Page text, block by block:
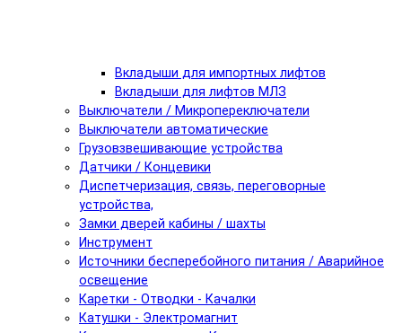
Вкладыши для импортных лифтов
Вкладыши для лифтов МЛЗ
Выключатели / Микропереключатели
Выключатели автоматические
Грузовзвешивающие устройства
Датчики / Концевики
Диспетчеризация, связь, переговорные
устройства,
Замки дверей кабины / шахты
Инструмент
Источники бесперебойного питания / Аварийное
освещение
Каретки - Отводки - Качалки
Катушки - Электромагнит